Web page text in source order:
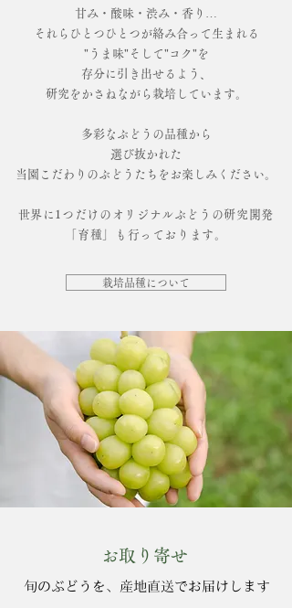
甘み・酸味・渋み・香り…
それらひとつひとつが絡み合って生まれる
"うま味"そして"コク"を
存分に引き出せるよう、
研究をかさねながら栽培しています。
多彩なぶどうの品種から
選び抜かれた
当園こだわりのぶどうたちをお楽しみください。
​世界に1つだけのオリジナルぶどうの研究開発
「育種」も行っております。
栽培品種について
お取り寄せ
​旬のぶどうを、産地直送でお届けします